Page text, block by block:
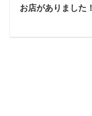
お店がありました！